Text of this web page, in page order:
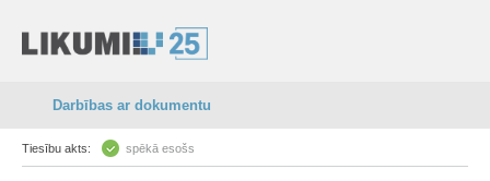
Darbības ar dokumentu
Tiesību akts: spēkā esošs